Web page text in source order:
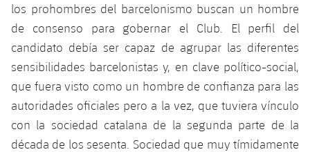
los prohombres del barcelonismo buscan un hombre
de consenso para gobernar el Club. El perfil del
candidato debía ser capaz de agrupar las diferentes
sensibilidades barcelonistas y, en clave político-social,
que fuera visto como un hombre de confianza para las
autoridades oficiales pero a la vez, que tuviera vínculo
con la sociedad catalana de la segunda parte de la
década de los sesenta. Sociedad que muy tímidamente